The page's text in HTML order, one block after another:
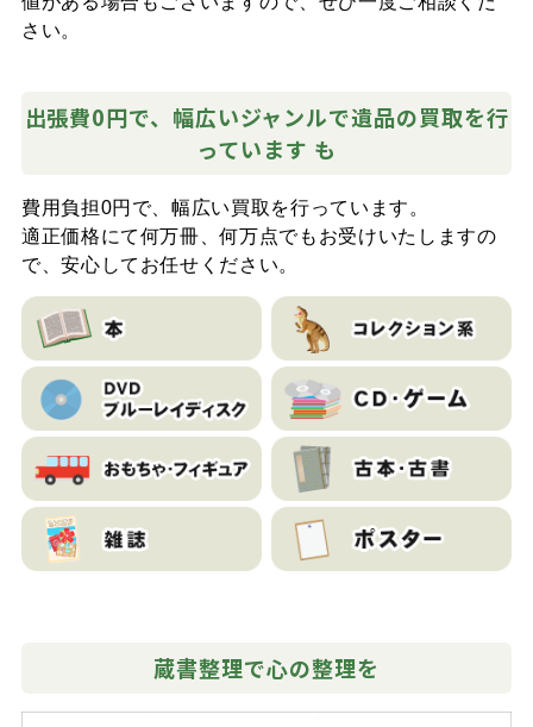
さい。
出張費0円で、幅広いジャンルで遺品の買取を行
っています も
費用負担0円で、幅広い買取を行っています。
適正価格にて何万冊、何万点でもお受けいたしますの
で、安心してお任せください。
蔵書整理で心の整理を